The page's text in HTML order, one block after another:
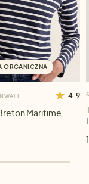
ORGANICZNA
4.9
Maritime